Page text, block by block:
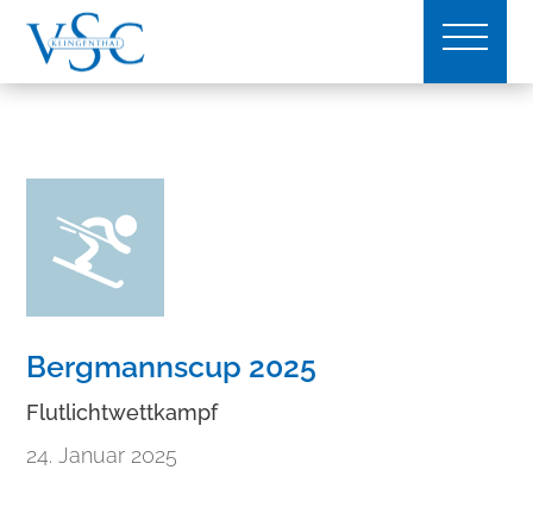
Bergmannscup 2025
Flutlichtwettkampf
24. Januar 2025